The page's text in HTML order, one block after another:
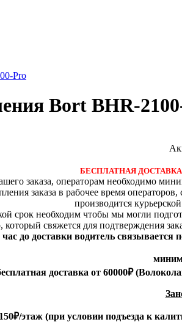
Pro
Bort BHR-
БЕСПЛАТНАЯ ДОСТАВКА по
заказа, операторам необходимо
заказа в рабочее время
производится
срок необходим чтобы мы могли
свяжется для подтверждения
час до доставки водитель связывается
доставка от 60000₽
150₽/этаж(при условии подъезда к